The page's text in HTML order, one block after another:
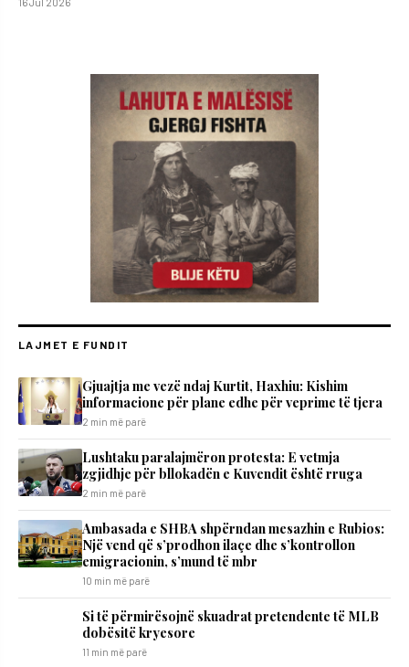
LAJMET E FUNDIT
​Gjuajtja me vezë ndaj Kurtit, Haxhiu: Kishim
informacione për plane edhe për veprime të tjera
2 min më parë
​Lushtaku paralajmëron protesta: E vetmja
zgjidhje për bllokadën e Kuvendit është rruga
2 min më parë
Ambasada e SHBA shpërndan mesazhin e Rubios:
Një vend që s’prodhon ilaçe dhe s’kontrollon
emigracionin, s’mund të mbr
10 min më parë
Si të përmirësojnë skuadrat pretendente të MLB
dobësitë kryesore
11 min më parë